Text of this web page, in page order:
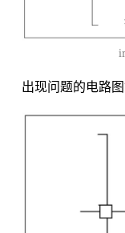
出现问题的电路图